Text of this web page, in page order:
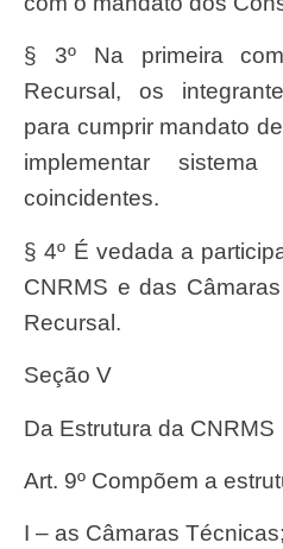
§ 3º Na primeira
Recursal, os
para cumprir mandato
implementar
coincidentes.
§ 4º É vedada a
CNRMS e das
Recursal.
Seção V
Da Estrutura da CNRMS
Art. 9º Compõem a
I – as Câmaras